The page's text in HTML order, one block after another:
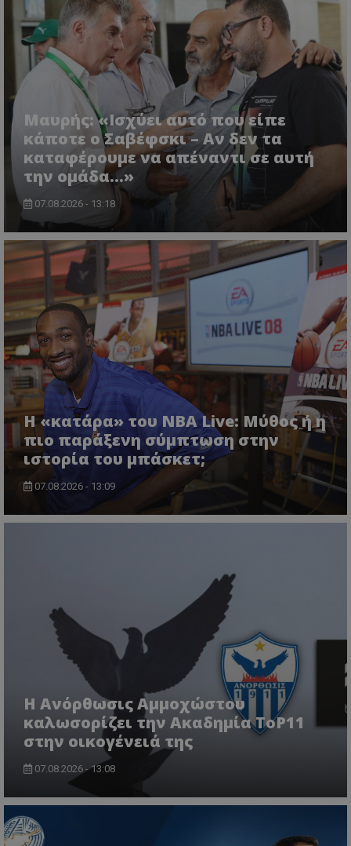
Μαυρής: «Ισχύει αυτό που είπε
κάποτε ο Σαβέφσκι – Αν δεν τα
καταφέρουμε να απέναντι σε αυτή
την ομάδα…»
07.08.2026 - 13:18
Η «κατάρα» του NBA Live: Μύθος ή η
πιο παράξενη σύμπτωση στην
ιστορία του μπάσκετ;
07.08.2026 - 13:09
Η Ανόρθωσις Αμμοχώστου
καλωσορίζει την Ακαδημία ToP11
στην οικογένειά της
07.08.2026 - 13:08